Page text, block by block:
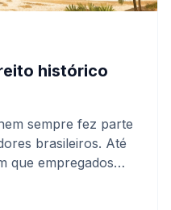
histórico
sempre fez parte
brasileiros. Até
que empregados
realidade